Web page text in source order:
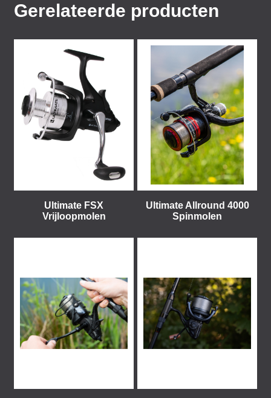
Gerelateerde producten
Ultimate FSX
Vrijloopmolen
Ultimate Allround 4000
Spinmolen